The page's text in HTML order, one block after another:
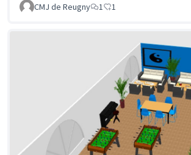
CMJ de Reugny
1 1